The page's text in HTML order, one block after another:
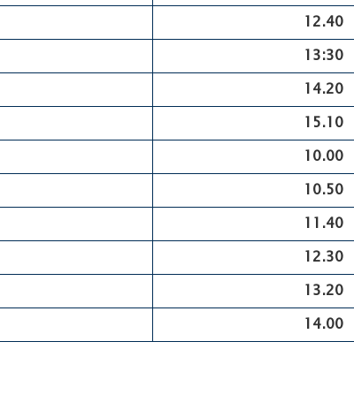
12.40
13:30
14.20
15.10
10.00
10.50
11.40
12.30
13.20
14.00